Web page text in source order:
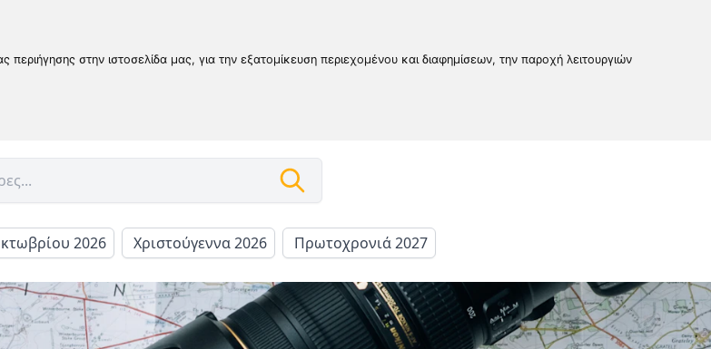
στην ιστοσελίδα μας, για την εξατομίκευση περιεχομένου και διαφημίσεων, την παροχή λειτουργιών
2026 Χριστούγεννα 2026 Πρωτοχρονιά 2027